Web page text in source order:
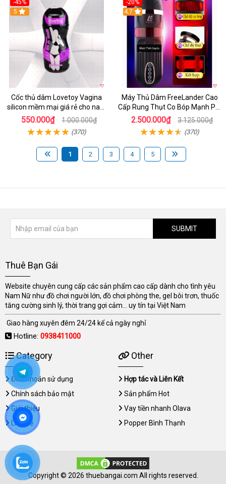
-45%
5
Cốc thủ dâm Lovetoy Vagina
silicon mềm mại giá rẻ cho nam
cực sướng
550.000₫ 1.000.000₫
(370)
-20%
4.7
Máy Thủ Dâm FreeLander Cao
Cấp Rung Thụt Co Bóp Mạnh Pin
Sạc
2.500.000₫ 3.125.000₫
(370)
1 2 3 4 5
SUBMIT
Thuê Bạn Gái
Website chuyên cung cấp các sản phẩm cao cấp dành cho tình yêu
Nam Nữ như đồ chơi người lớn, đồ chơi phòng the, gel bôi trơn, thuốc
tăng cường sinh lý, thời trang gợi cảm... uy tín tại Việt Nam
Giao hàng xuyên đêm 24/24 kể cả ngày nghỉ
Hotline: 0938411000
Category
Điều khoản sử dụng
Chính sách bảo mật
Giới thiệu
Liên hệ
Other
Hợp tác và Liên Kết
Sản phẩm Hot
Vay tiền nhanh Olava
Popper Bình Thạnh
Copyright © 2026 thuebangai.com All rights reserved.